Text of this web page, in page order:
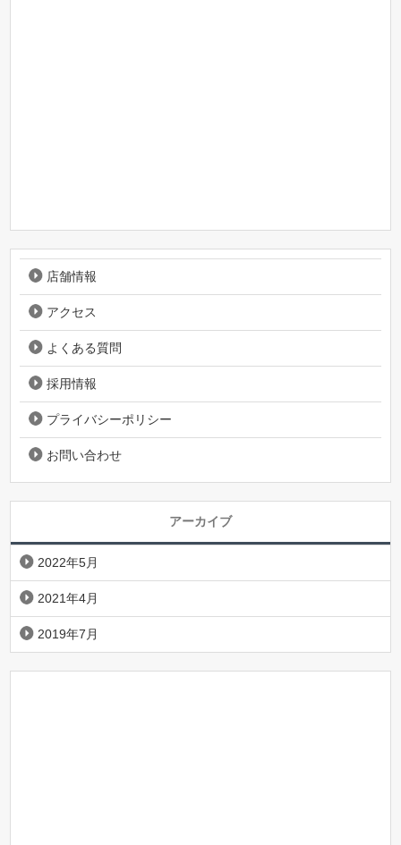
店舗情報
アクセス
よくある質問
採用情報
プライバシーポリシー
お問い合わせ
アーカイブ
2022年5月
2021年4月
2019年7月